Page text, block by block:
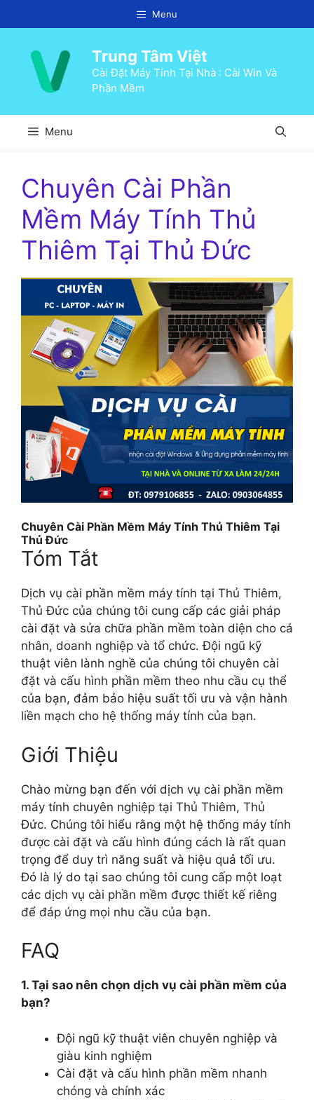
đến
Menu
Trung Tâm Việt
Cài Đặt Máy Tính Tại Nhà : Cài Win Và
Phần Mềm
Menu
Chuyên Cài Phần
Mềm Máy Tính Thủ
Thiêm Tại Thủ Đức
Chuyên Cài Phần Mềm Máy Tính Thủ Thiêm Tại
Thủ Đức
Tóm Tắt
Dịch vụ cài phần mềm máy tính tại Thủ Thiêm,
Thủ Đức của chúng tôi cung cấp các giải pháp
cài đặt và sửa chữa phần mềm toàn diện cho cá
nhân, doanh nghiệp và tổ chức. Đội ngũ kỹ
thuật viên lành nghề của chúng tôi chuyên cài
đặt và cấu hình phần mềm theo nhu cầu cụ thể
của bạn, đảm bảo hiệu suất tối ưu và vận hành
liền mạch cho hệ thống máy tính của bạn.
Giới Thiệu
Chào mừng bạn đến với dịch vụ cài phần mềm
máy tính chuyên nghiệp tại Thủ Thiêm, Thủ
Đức. Chúng tôi hiểu rằng một hệ thống máy tính
được cài đặt và cấu hình đúng cách là rất quan
trọng để duy trì năng suất và hiệu quả tối ưu.
Đó là lý do tại sao chúng tôi cung cấp một loạt
các dịch vụ cài phần mềm được thiết kế riêng
để đáp ứng mọi nhu cầu của bạn.
FAQ
1. Tại sao nên chọn dịch vụ cài phần mềm của
bạn?
Đội ngũ kỹ thuật viên chuyên nghiệp và
giàu kinh nghiệm
Cài đặt và cấu hình phần mềm nhanh
chóng và chính xác